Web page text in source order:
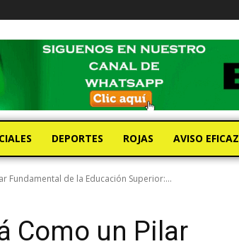
DEPORTES ROJAS AVISO EFICAZ
Fundamental de la Educación Superior:...
Como un Pilar